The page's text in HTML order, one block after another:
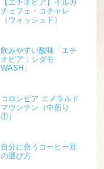
【エチオピア】イルガ
チェフェ・コチャレ
（ウォッシュド）
飲みやすい酸味「エチ
オピア：シダモ
WASH」
コロンビア エメラルド
マウンテン（中煎り
①）
自分に合うコーヒー豆
の選び方